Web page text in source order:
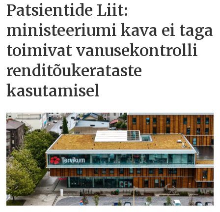
Patsientide Liit:
ministeeriumi kava ei taga
toimivat vanusekontrolli
renditõukerataste
kasutamisel